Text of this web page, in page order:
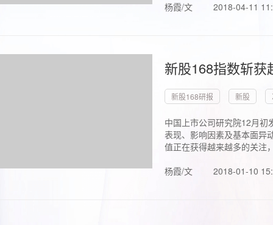
杨霞/文
2018-04-11
新股168指数斩
新股168研报 新股
中国上市公司研究院12月初
表现、影响因素及基本面异
值正在获得越来越多的关注
杨霞/文
2018-01-10